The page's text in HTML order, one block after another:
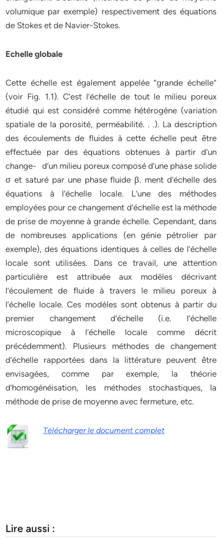
volumique par exemple) respectivement des équations
de Stokes et de Navier-Stokes.
Echelle globale
Cette échelle est également appelée ”grande échelle”
(voir Fig. 1.1). C’est l’échelle de tout le milieu poreux
étudié qui est considéré comme hétérogène (variation
spatiale de la porosité, perméabilité. . .). La description
des écoulements de fluides à cette échelle peut être
effectuée par des équations obtenues à partir d’un
change- d’un milieu poreux composé d’une phase solide
σ et saturé par une phase fluide β. ment d’échelle des
équations à l’échelle locale. L’une des méthodes
employées pour ce changement d’échelle est la méthode
de prise de moyenne à grande échelle. Cependant, dans
de nombreuses applications (en génie pétrolier par
exemple), des équations identiques à celles de l’échelle
locale sont utilisées. Dans ce travail, une attention
particulière est attribuée aux modèles décrivant
l’écoulement de fluide à travers le milieu poreux à
l’échelle locale. Ces modèles sont obtenus à partir du
premier changement d’échelle (i.e. l’échelle
microscopique à l’échelle locale comme décrit
précédemment). Plusieurs méthodes de changement
d’échelle rapportées dans la littérature peuvent être
envisagées, comme par exemple, la théorie
d’homogénéisation, les méthodes stochastiques, la
méthode de prise de moyenne avec fermeture, etc.
Télécharger le document complet
Lire aussi :